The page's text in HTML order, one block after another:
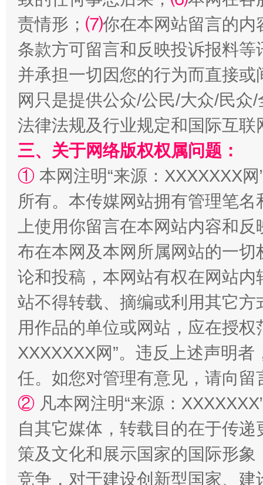
责情形； ⑺你在本网站留言的内
条款方可留言和反映投诉报料
并承担一切因您的行为而直接
网只是提供公众/公民/大众/民
法律法规及行业规定和国际互
三、关于网络版权权属问题：
① 本网注明“来源：XXXXXXX
所有。本传媒网站拥有管理笔
上使用你留言在本网站内容和
布在本网及本网所属网站的一
论和投稿，本网站有权在网站
站不得转载、摘编或利用其它
用作品的单位或网站，应在授
XXXXXXX网”。违反上述声明
任。如您对管理有意见，请向
② 凡本网注明“来源：
自其它媒体，转载目的在于传
策及文化和展示国家的国际形
竞争，对于建设创新型国家、